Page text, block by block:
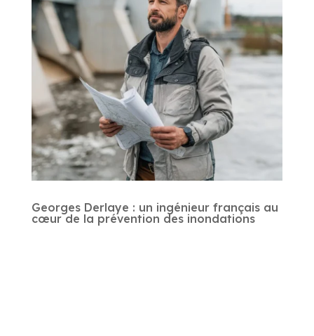
Georges Derlaye : un ingénieur français au
cœur de la prévention des inondations